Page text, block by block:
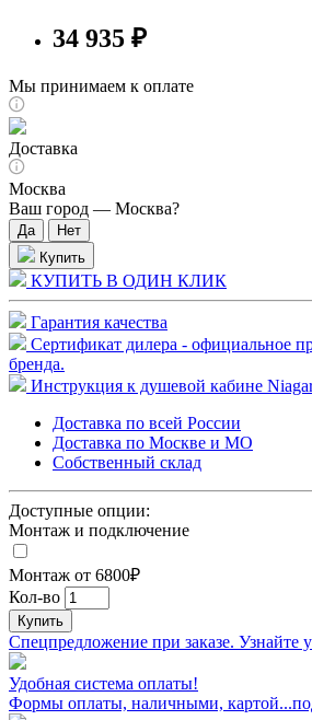
34 935 ₽
Мы принимаем к оплате
Доставка
Москва
Ваш город — Москва?
Купить
КУПИТЬ В ОДИН КЛИК
Гарантия качества
Сертификат дилера - официальное
бренда.
Инструкция к душевой кабине
Доставка по всей России
Доставка по Москве и МО
Собственный склад
Доступные опции:
Монтаж и подключение
Монтаж от 6800₽
Кол-во
Купить
Спецпредложение при заказе. Узнайте
Удобная система оплаты!
Формы оплаты, наличными,